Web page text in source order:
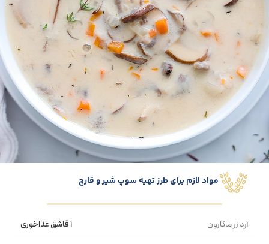
مواد لازم برای طرز تهیه سوپ شیر و قارچ
آرد زر ماکارون ۱ قاشق غذاخوری